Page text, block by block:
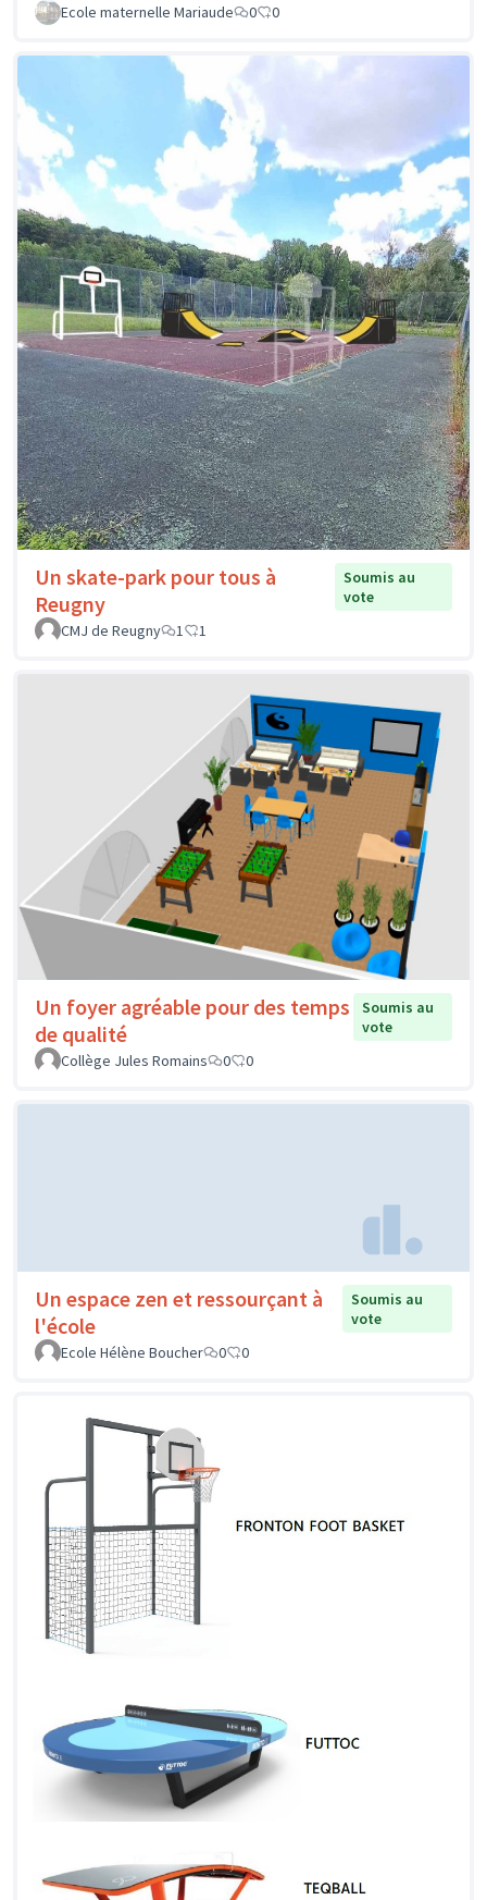
Ecole maternelle Mariaude
0 0
Un skate-park pour tous à
Reugny
Soumis au
vote
CMJ de Reugny
1 1
Un foyer agréable pour des temps
de qualité
Soumis au
vote
Collège Jules Romains
0 0
Un espace zen et ressourçant à
l'école
Soumis au
vote
Ecole Hélène Boucher
0 0